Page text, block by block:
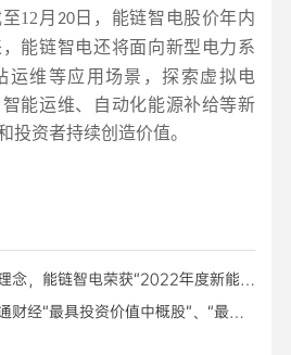
12 月 20日，能链智电股价年内
能链智电还将面向新型电力系
运维等应用场景，探索虚拟电
能运维、自动化能源补给等新
投资者持续创造价值。
念，能链智电荣获“2022年度新能源
经“最具投资价值中概股”、“最佳